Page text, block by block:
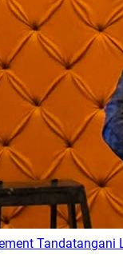
Tandatangani